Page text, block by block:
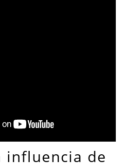
influencia de